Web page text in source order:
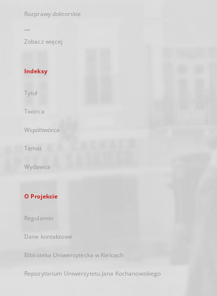
Rozprawy doktorskie
...
Zobacz więcej
Indeksy
Tytuł
Twórca
Współtwórca
Temat
Wydawca
O Projekcie
Regulamin
Dane kontaktowe
Biblioteka Uniwersytecka w Kielcach
Repozytorium Uniwersytetu Jana Kochanowskiego